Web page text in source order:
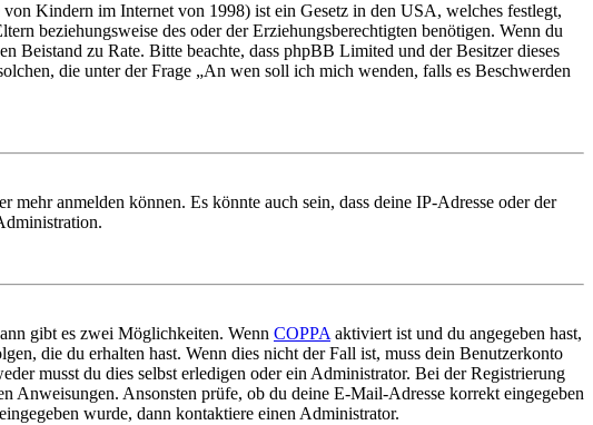
Kindern im Internet von 1998) ist ein Gesetz in den USA, welches festlegt,
beziehungsweise des oder der Erziehungsberechtigten benötigen. Wenn du
Beistand zu Rate. Bitte beachte, dass phpBB Limited und der Besitzer dieses
die unter der Frage „An wen soll ich mich wenden, falls es Beschwerden
anmelden können. Es könnte auch sein, dass deine IP-Adresse oder der
gibt es zwei Möglichkeiten. Wenn COPPA aktiviert ist und du angegeben hast,
die du erhalten hast. Wenn dies nicht der Fall ist, muss dein Benutzerkonto
musst du dies selbst erledigen oder ein Administrator. Bei der Registrierung
Ansonsten prüfe, ob du deine E-Mail-Adresse korrekt eingegeben
wurde, dann kontaktiere einen Administrator.